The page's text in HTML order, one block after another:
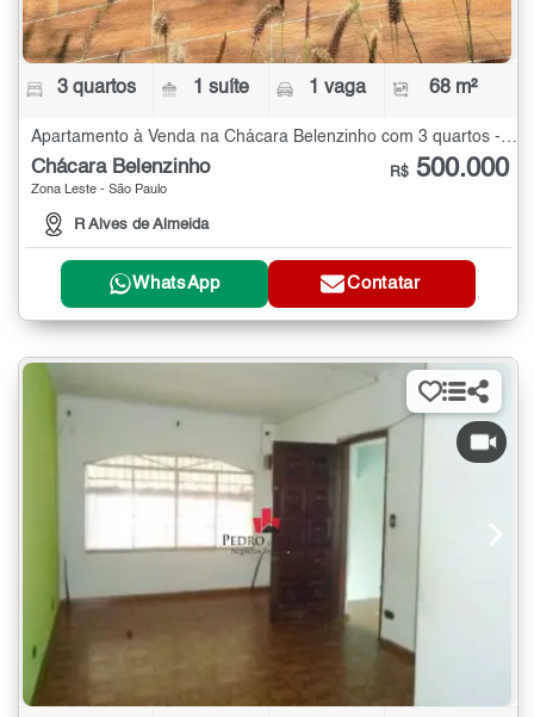
3 quartos 1 suíte 1 vaga 68 m²
Chácara Belenzinho
Zona Leste - São Paulo
R Alves de Almeida
R$ 500.000
WhatsApp Contatar